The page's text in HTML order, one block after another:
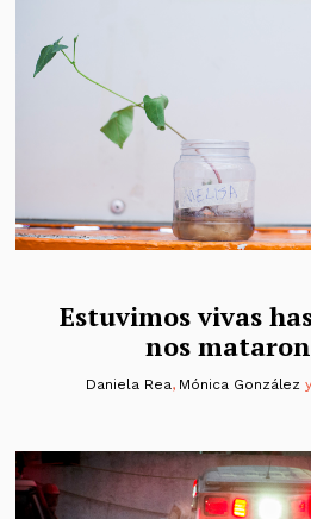
Estuvimos vivas
nos mataron
Daniela Rea, Mónica González